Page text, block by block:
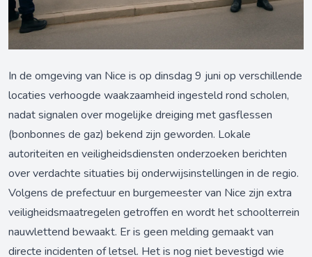
In de omgeving van Nice is op dinsdag 9 juni op verschillende
locaties verhoogde waakzaamheid ingesteld rond scholen,
nadat signalen over mogelijke dreiging met gasflessen
(bonbonnes de gaz) bekend zijn geworden. Lokale
autoriteiten en veiligheidsdiensten onderzoeken berichten
over verdachte situaties bij onderwijsinstellingen in de regio.
Volgens de prefectuur en burgemeester van Nice zijn extra
veiligheidsmaatregelen getroffen en wordt het schoolterrein
nauwlettend bewaakt. Er is geen melding gemaakt van
directe incidenten of letsel. Het is nog niet bevestigd wie